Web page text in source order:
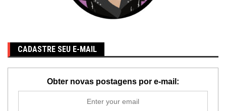
CADASTRE SEU E-MAIL
Obter novas postagens por e-mail: